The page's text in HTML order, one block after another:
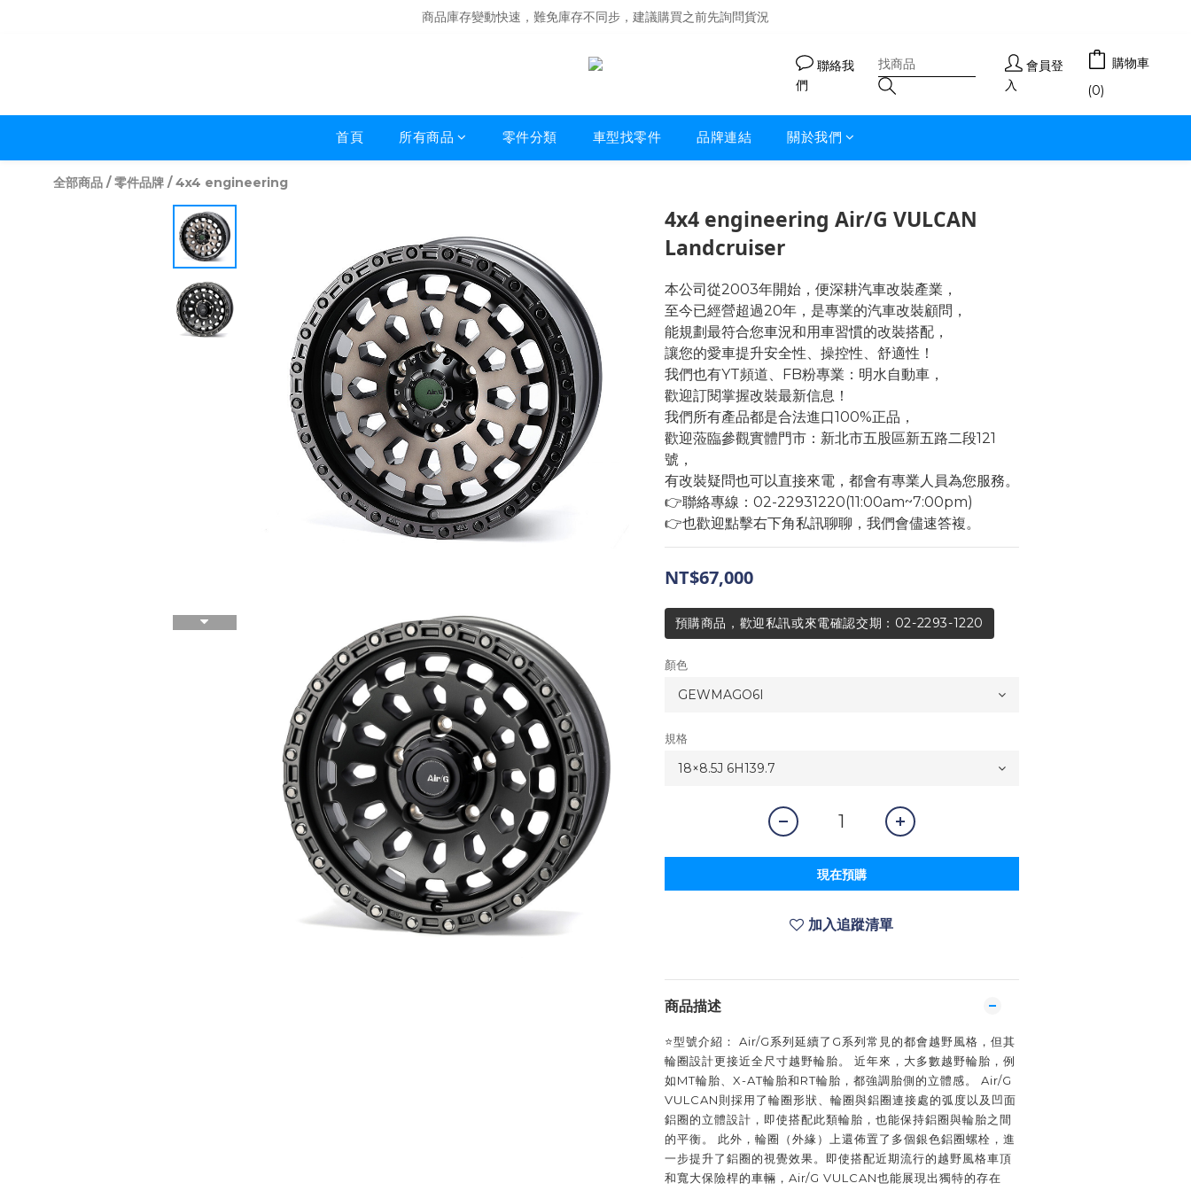
商品庫存變動快速，難免庫存不同步，建議購買之前先詢問貨況
商品庫存變動快速，難免庫存不同步，建議購買之前先詢問貨況
聯絡我
們
會員登
入
購物車
(0)
首頁 所有商品 零件分類 車型找零件 品牌連結 關於我們
全部商品 /零件品牌 /4x4 engineering
4x4 engineering Air/G VULCAN
Landcruiser
本公司從2003年開始，便深耕汽車改裝產業，
至今已經營超過20年，是專業的汽車改裝顧問，
能規劃最符合您車況和用車習慣的改裝搭配，
讓您的愛車提升安全性、操控性、舒適性！
我們也有YT頻道、FB粉專業：明水自動車，
歡迎訂閱掌握改裝最新信息！
我們所有產品都是合法進口100%正品，
歡迎蒞臨參觀實體門市：新北市五股區新五路二段121
號，
有改裝疑問也可以直接來電，都會有專業人員為您服務。
👉聯絡專線：02-22931220(11:00am~7:00pm)
👉也歡迎點擊右下角私訊聊聊，我們會儘速答複。
NT$67,000
預購商品，歡迎私訊或來電確認交期：02-2293-1220
顏色
規格
現在預購
加入追蹤清單
商品描述
⭐️型號介紹： Air/G系列延續了G系列常見的都會越野風格，但其
輪圈設計更接近全尺寸越野輪胎。 近年來，大多數越野輪胎，例
如MT輪胎、X-AT輪胎和RT輪胎，都強調胎側的立體感。 Air/G
VULCAN則採用了輪圈形狀、輪圈與鋁圈連接處的弧度以及凹面
鋁圈的立體設計，即使搭配此類輪胎，也能保持鋁圈與輪胎之間
的平衡。 此外，輪圈（外緣）上還佈置了多個銀色鋁圈螺栓，進
一步提升了鋁圈的視覺效果。即使搭配近期流行的越野風格車頂
和寬大保險桿的車輛，Air/G VULCAN也能展現出獨特的存在